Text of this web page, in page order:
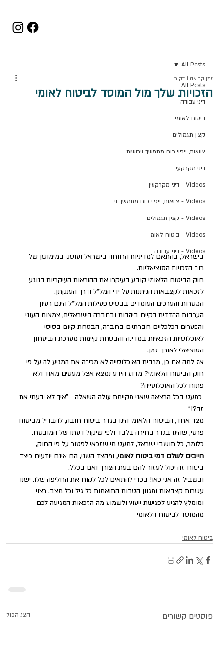
All Posts
דיני עבודה
ביטוח לאומי
קצין תגמולים
צוואות, ייפוי כוח מתמשך וירושות
דיני מקרקעין
Videos - דיני מקרקעין
Videos - צוואות, ייפוי כוח מתמשך וי
Videos - קצין תגמולים
Videos - ביטוח לאומ
Videos - דיני עבודה
All Posts
הזכויות שלך מול המוסד לביטוח לאומי
זמן קריאה 1 דקות
בישראל, בהתאם למדיניות הרווחה בישראל ועוסק במימושן של
רוב הזכויות הסוציאליות.
חוק הביטוח הלאומי קובע בעיקרו את ההוראות העיקריות בנוגע
לזכאות לקצבאות הניתנות על ידי המל"ל ודרך הענקתן.
המטרות והערכים העומדים בבסיס פעילות המל"ל הינם רעיון
הערבות ההדדית הקיים ביהדות ובחברה הישראלית, צמצום העוני
והפערים הכלכליים-חברתיים בחברה, הבטחת קיום בסיסי
לאוכלוסיות הזכאיות במדינה והבטחת קיימות מערכת הביטחון
הסוציאלי לאורך זמן.
אז למה אם כן, מרבית האוכלוסייה לא מכירה את המגיע לה על פי
חוק הביטוח הלאומי? מדוע הידע נמצא אצל מעטים מאוד ולא
פתוח לכל האוכלוסייה?
כמעט בכל הרצאה שאני מקיימת עולה השאלה - "איך לא ידעתי את
זה?!"
מצד אחד, הביטוח הלאומי הינו בגדר ביטוח חובה, להבדיל מביטוח
פרטי, שהינו בגדר בחירה בלבד ולפי שיקול דעתו של המובטח.
כלומר, כל תושבי ישראל, למעט מי שזכאי לפטור על פי החוק,
חייבים לשלם דמי ביטוח לאומי, ומהצד השני, הם אינם יודעים כיצד
ביטוח זה יכול לעזור להם בעת הצורך ואם בכלל.
ובשביל זה אני כאן! בכדי להתאים לכל לקוח את החליפה שלו, ישנן
עשרות קצבאות ומגוון הטבות התואמות כל גיל וכל מצב. רצוי
ומומלץ להגיע לפגישת ייעוץ ולשמוע מה הזכאות המגיעה לכם
מהמוסד לביטוח הלאומי
ביטוח לאומי
פוסטים קשורים הצג הכול